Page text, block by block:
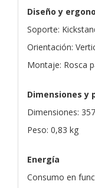
Diseño y
Soporte:
Orientación:
Montaje: Rosca
Dimensiones y
Dimensiones:
Peso: 0,83 kg
Energía
Consumo en